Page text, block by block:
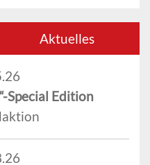
Aktuelles
Special Edition